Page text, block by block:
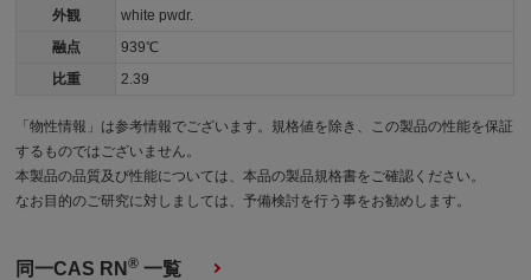
外観
white pwdr.
融点
939℃
比重
2.39
「物性情報」は参考情報でございます。規格値を除き、この製品の性能を保証
するものではございません。
本製品の品質及び性能については、本品の製品規格書をご確認ください。
なお目的のご研究に対しましては、予備検討を行う事をお勧めします。
同一CAS RN® 一覧